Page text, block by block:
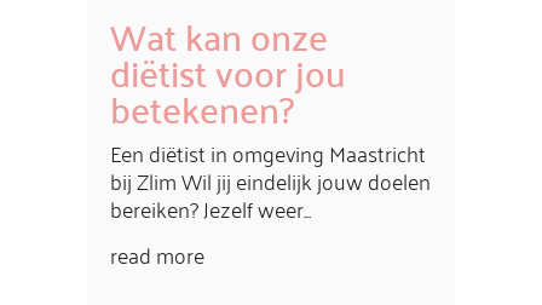
Wat kan onze
diëtist voor jou
betekenen?
Een diëtist in omgeving Maastricht
bij Zlim Wil jij eindelijk jouw doelen
bereiken? Jezelf weer...
read more